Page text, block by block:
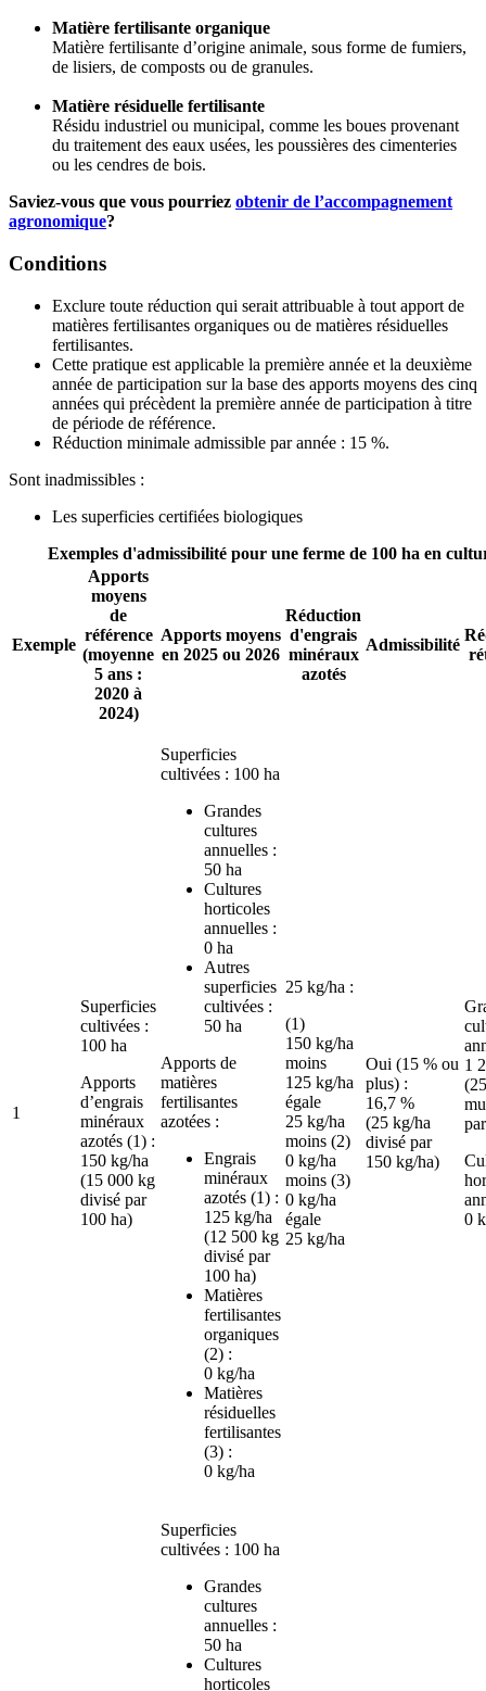
Matière fertilisante organique
Matière fertilisante d’origine animale, sous forme de fumiers,
de lisiers, de composts ou de granules.
Matière résiduelle fertilisante
Résidu industriel ou municipal, comme les boues provenant
du traitement des eaux usées, les poussières des cimenteries
ou les cendres de bois.
Saviez-vous que vous pourriez obtenir de l’accompagnement
agronomique?
Conditions
Exclure toute réduction qui serait attribuable à tout apport de
matières fertilisantes organiques ou de matières résiduelles
fertilisantes.
Cette pratique est applicable la première année et la deuxième
année de participation sur la base des apports moyens des cinq
années qui précèdent la première année de participation à titre
de période de référence.
Réduction minimale admissible par année : 15 %.
Sont inadmissibles :
Les superficies certifiées biologiques
Exemples d'admissibilité pour une ferme de 100 ha en
Exemple
Apports
moyens
de
référence
(moyenne
5 ans :
2020 à
2024)
Apports moyens
en 2025 ou 2026
Réduction
d'engrais
minéraux
azotés
Admissibilité
1
Superficies
cultivées :
100 ha
Apports
d’engrais
minéraux
azotés (1) :
150 kg/ha
(15 000 kg
divisé par
100 ha)
Superficies
cultivées : 100 ha
Grandes
cultures
annuelles :
50 ha
Cultures
horticoles
annuelles :
0 ha
Autres
superficies
cultivées :
50 ha
Apports de
matières
fertilisantes
azotées :
Engrais
minéraux
azotés (1) :
125 kg/ha
(12 500 kg
divisé par
100 ha)
Matières
fertilisantes
organiques
(2) :
0 kg/ha
Matières
résiduelles
fertilisantes
(3) :
0 kg/ha
25 kg/ha :
(1)
150 kg/ha
moins
125 kg/ha
égale
25 kg/ha
moins (2)
0 kg/ha
moins (3)
0 kg/ha
égale
25 kg/ha
Oui (15 % ou
plus) :
16,7 %
(25 kg/ha
divisé par
150 kg/ha)
1
0
Superficies
cultivées : 100 ha
Grandes
cultures
annuelles :
50 ha
Cultures
horticoles